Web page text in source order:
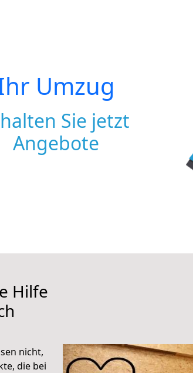
Umzug
Sie jetzt
Angebote
Hilfe
nicht,
die bei